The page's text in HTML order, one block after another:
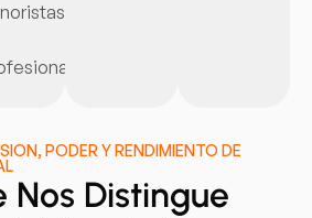
PODER Y RENDIMIENTO DE
Nos Distingue